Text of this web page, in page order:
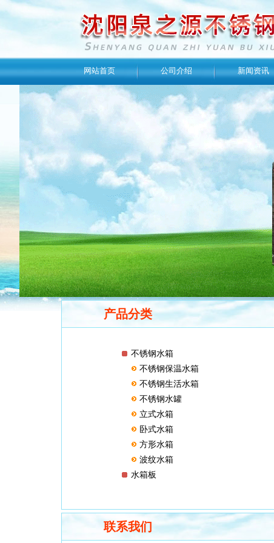
网站首页 公司介绍 新闻资讯
产品分类
不锈钢水箱
不锈钢保温水箱
不锈钢生活水箱
不锈钢水罐
立式水箱
卧式水箱
方形水箱
波纹水箱
水箱板
联系我们